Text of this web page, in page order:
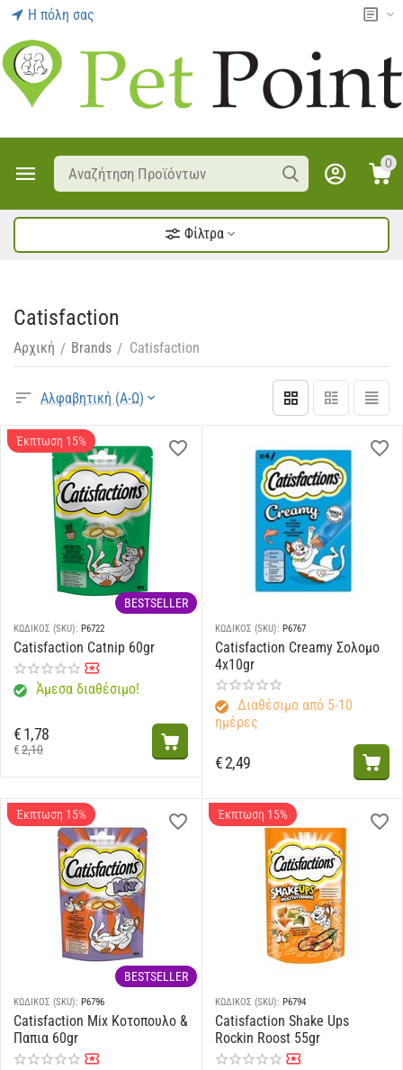
Η πόλη σας
0
Φίλτρα
Catisfaction
Αρχική / Brands / Catisfaction
Αλφαβητική (Α-Ω)
Έκπτωση 15%
BESTSELLER
ΚΩΔΙΚΟΣ (SKU): P6722
Catisfaction Catnip 60gr
Άμεσα διαθέσιμο!
€2,10
€1,78
ΚΩΔΙΚΟΣ (SKU): P6767
Catisfaction Creamy Σολομο
4x10gr
Διαθέσιμο από 5-10
ημέρες
€2,49
Έκπτωση 15%
BESTSELLER
ΚΩΔΙΚΟΣ (SKU): P6796
Catisfaction Mix Κοτοπουλο &
Παπια 60gr
Έκπτωση 15%
ΚΩΔΙΚΟΣ (SKU): P6794
Catisfaction Shake Ups
Rockin Roost 55gr